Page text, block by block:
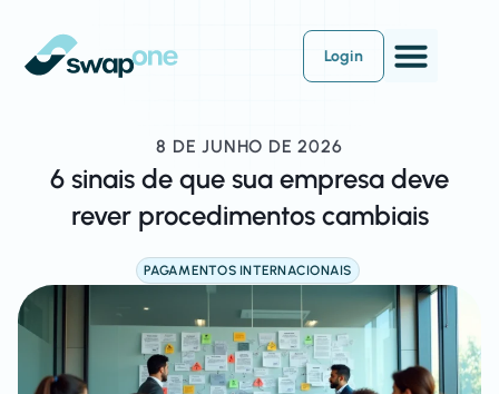
Login
8 DE JUNHO DE 2026
6 sinais de que sua empresa deve
rever procedimentos cambiais
PAGAMENTOS INTERNACIONAIS